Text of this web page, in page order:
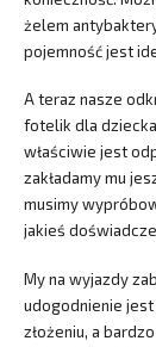
żelem
pojemność jest
A teraz nasze
fotelik dla
właściwie jest
zakładamy mu
musimy
jakieś
My na wyjazdy
udogodnienie jest
złożeniu, a